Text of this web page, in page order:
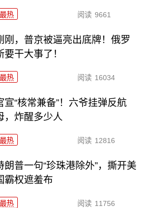
最热 阅读 9661
刚，普京被逼亮出底牌！俄罗
要干大事了！
最热 阅读 16034
宣“核常兼备”！六爷挂弹反航
，炸醒多少人
最热 阅读 12816
朗普一句“珍珠港除外”，撕开美
霸权遮羞布
最热 阅读 11756